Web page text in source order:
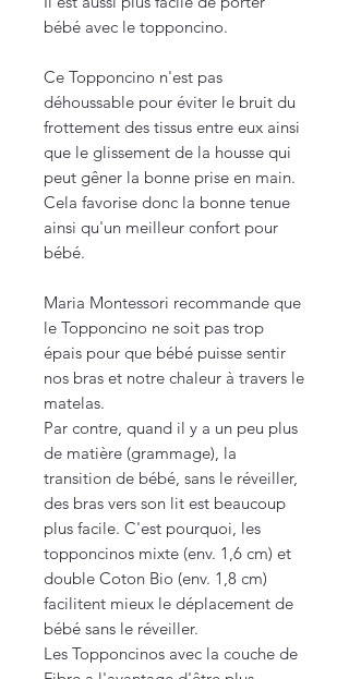
bébé avec le topponcino.
Ce Topponcino n'est pas
déhoussable pour éviter le bruit du
frottement des tissus entre eux ainsi
que le glissement de la housse qui
peut gêner la bonne prise en main.
Cela favorise donc la bonne tenue
ainsi qu'un meilleur confort pour
bébé.
Maria Montessori recommande que
le Topponcino ne soit pas trop
épais pour que bébé puisse sentir
nos bras et notre chaleur à travers le
matelas.
Par contre, quand il y a un peu plus
de matière (grammage), la
transition de bébé, sans le réveiller,
des bras vers son lit est beaucoup
plus facile. C'est pourquoi, les
topponcinos mixte (env. 1,6 cm) et
double Coton Bio (env. 1,8 cm)
facilitent mieux le déplacement de
bébé sans le réveiller.
Les Topponcinos avec la couche de